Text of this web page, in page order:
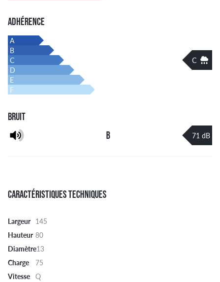
ADHÉRENCE
A
B
C
C
D
E
F
BRUIT
B
71 dB
CARACTÉRISTIQUES TECHNIQUES
Largeur 145
Hauteur 80
Diamètre13
Charge
75
Vitesse Q